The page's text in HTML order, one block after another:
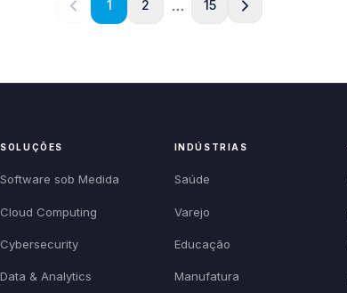
1 2 … 15
SOLUÇÕES
Software sob Medida
Cloud Computing
Cybersecurity
Data & Analytics
INDÚSTRIAS
Saúde
Varejo
Educação
Manufatura